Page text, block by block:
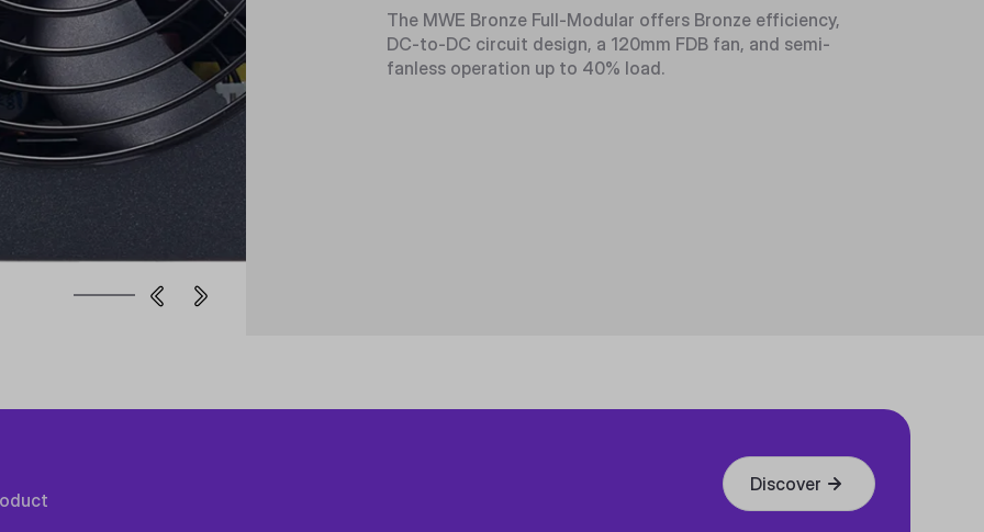
The MWE Bronze Full-Modular offers Bronze efficiency,
DC-to-DC circuit design, a 120mm FDB fan, and semi-
fanless operation up to 40% load.
Discover